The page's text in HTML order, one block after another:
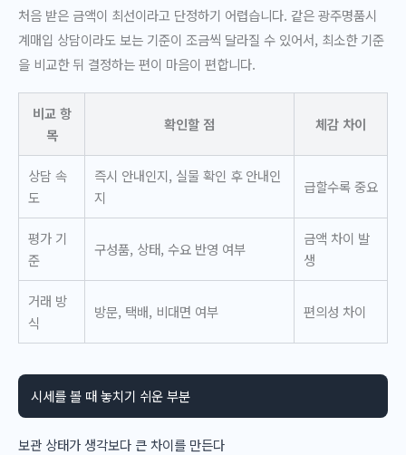
처음 받은 금액이 최선이라고 단정하기 어렵습니다. 같은 광주명품시
계매입 상담이라도 보는 기준이 조금씩 달라질 수 있어서, 최소한 기준
을 비교한 뒤 결정하는 편이 마음이 편합니다.
비교 항
목
확인할 점 체감 차이
상담 속
도
즉시 안내인지, 실물 확인 후 안내인
지
급할수록 중요
평가 기
준
구성품, 상태, 수요 반영 여부
금액 차이 발
생
거래 방
식
방문, 택배, 비대면 여부 편의성 차이
시세를 볼 때 놓치기 쉬운 부분
보관 상태가 생각보다 큰 차이를 만든다